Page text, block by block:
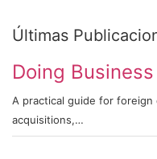
Últimas
Doing
A practical guide for foreign
acquisitions,…